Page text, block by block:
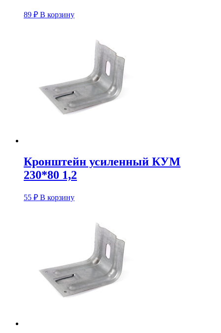
89 ₽ В корзину
Кронштейн усиленный КУM
230*80 1,2
55 ₽ В корзину